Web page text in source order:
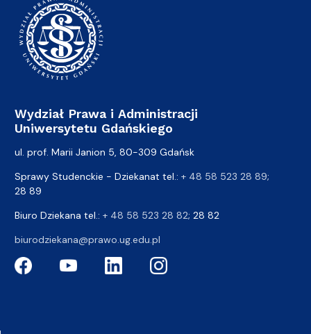
Wydział Prawa i Administracji
Uniwersytetu Gdańskiego
ul. prof. Marii Janion 5, 80-309 Gdańsk
Sprawy Studenckie - Dziekanat tel.: + 48 58 523 28 89;
28 89
Biuro Dziekana tel.: + 48 58 523 28 82; 28 82
biurodziekana@prawo.ug.edu.pl